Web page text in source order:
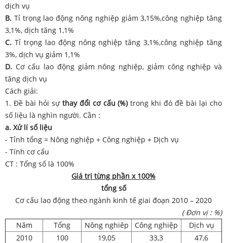
dịch vụ
B. Tỉ trọng lao động nông nghiệp giảm 3,15%,công nghiệp tăng
3,1%, dịch tăng 1,1%
C. Tỉ trọng lao động nông nghiệp tăng 3,1%,công nghiệp tăng
3%, dịch vụ giảm 1,1%
D. Cơ cấu lao động giảm nông nghiệp, giảm công nghiệp và
tăng dịch vụ
Cách giải:
1. Đề bài hỏi sự thay đổi cơ cấu (%)trong khi đó đề bài lại cho
số liệu là nghìn người. Cần :
a. Xử lí số liệu
- Tỉnh tổng = Nông nghiệp + Công nghiệp + Dịch vụ
- Tính cơ cấu
CT : Tổng số là 100%
Giá trị từng phần x 100%
tổng số
Cơ cấu lao động theo ngành kinh tế giai đoạn 2010 – 2020
( Đơn vị : %)
Năm
Tổng Nông nghiêp Công nghiệp
Dịch vụ
2010
100 19,05 33,3
47,6